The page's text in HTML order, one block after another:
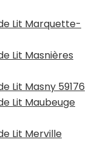
Lit Marquette-
Lit Masnières
Lit Masny 59176
Lit Maubeuge
Lit Merville